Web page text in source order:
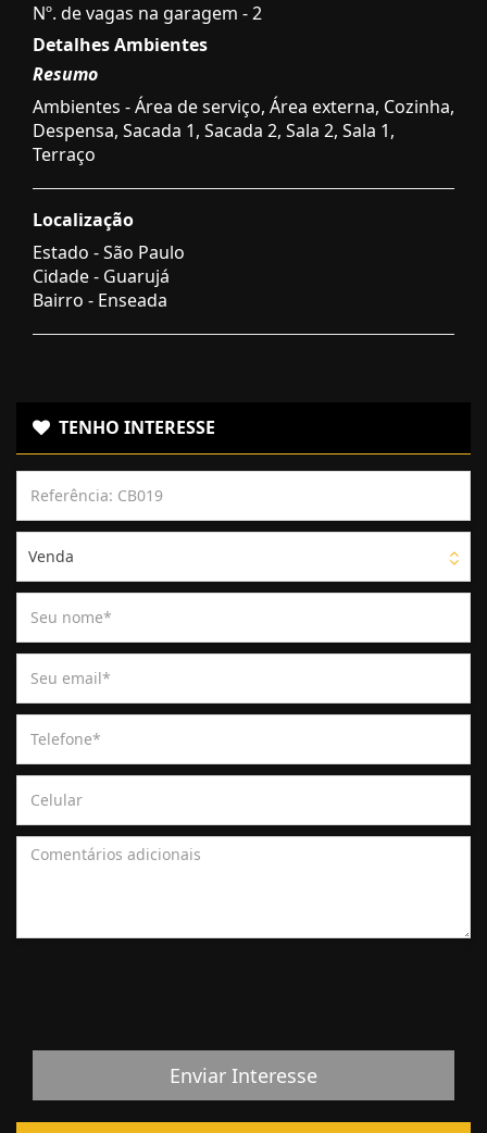
Nº. de vagas na garagem - 2
Detalhes Ambientes
Resumo
Ambientes - Área de serviço, Área externa, Cozinha,
Despensa, Sacada 1, Sacada 2, Sala 2, Sala 1,
Terraço
Localização
Estado -São Paulo
Cidade - Guarujá
Bairro - Enseada
TENHO INTERESSE
Venda
Enviar Interesse